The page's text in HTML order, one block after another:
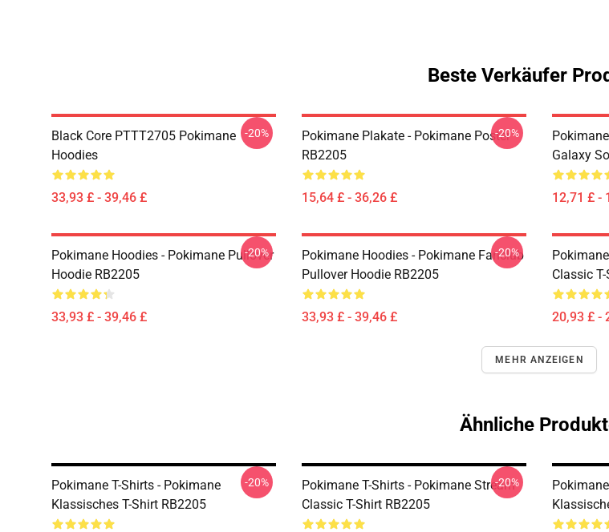
Beste Verkäufer
Black Core PTTT2705 Pokimane
Hoodies
33,93 £ - 39,46 £
-20%
Pokimane Plakate - Pokimane Poster
RB2205
15,64 £ - 36,26 £
-20%
Galaxy
12,71 £ -
Pokimane Hoodies - Pokimane Pullover
Hoodie RB2205
33,93 £ - 39,46 £
-20%
Pokimane Hoodies - Pokimane Fanclub
Pullover Hoodie RB2205
33,93 £ - 39,46 £
-20%
Classic
20,93 £ -
MEHR ANZEIGEN
Ähnliche
Pokimane T-Shirts - Pokimane
Klassisches T-Shirt RB2205
-20%
Pokimane T-Shirts - Pokimane Stream
Classic T-Shirt RB2205
-20%